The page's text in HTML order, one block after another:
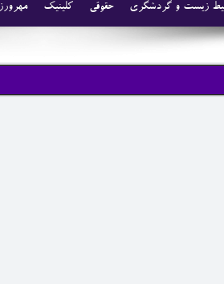
کلینیک حقوقی زیست و گردشگری